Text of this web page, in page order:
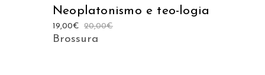
Neoplatonismo e teo-logia
20,00€
19,00€
Brossura